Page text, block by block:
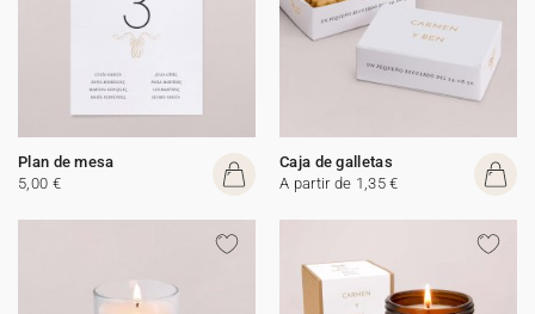
Plan de mesa
5,00 €
Caja de galletas
A partir de 1,35 €